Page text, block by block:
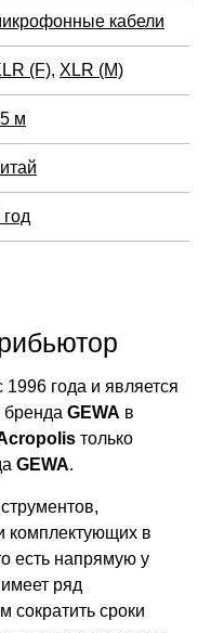
кабели
(F), XLR (M)
м
год
1996 года и является
GEWA в
только
GEWA.
комплектующих в
есть напрямую у
ряд
сократить сроки